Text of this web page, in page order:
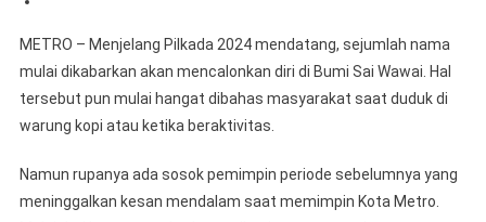
Warga
Pinta
Djohan
Metro
2024
METRO – Menjelang Pilkada 2024 mendatang, sejumlah nama
mulai dikabarkan akan mencalonkan diri di Bumi Sai Wawai. Hal
tersebut pun mulai hangat dibahas masyarakat saat duduk di
warung kopi atau ketika beraktivitas.
Namun rupanya ada sosok pemimpin periode sebelumnya yang
meninggalkan kesan mendalam saat memimpin Kota Metro.